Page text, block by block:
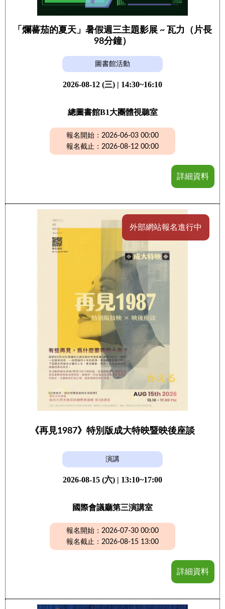
「爛蕃茄的夏天」暑假週三主題影展 ~ 瓦力（片長
98分鐘）
圖書館活動
2026-08-12 (三) | 14:30~16:10
總圖書館B1大團體視聽室
報名開始：2026-06-03 00:00
報名截止：2026-08-12 00:00
詳細資料
外部網站報名進行中
《再見1987》特別版成大特映暨映後座談
演講
2026-08-15 (六) | 13:10~17:00
國際會議廳第三演講室
報名開始：2026-07-30 00:00
報名截止：2026-08-15 13:00
詳細資料